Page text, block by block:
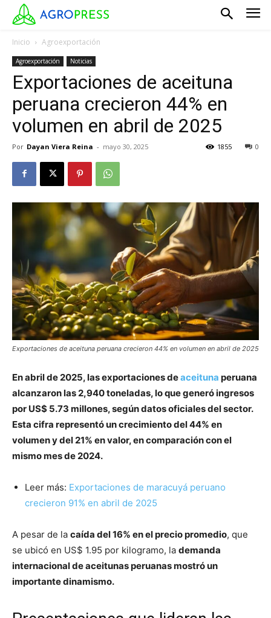
Inicio Agroexportación
Agroexportación Noticias
Exportaciones de aceituna
peruana crecieron 44% en
volumen en abril de 2025
Por Dayan Viera Reina - mayo 30, 2025 0
1855
Exportaciones de aceituna peruana crecieron 44% en volumen en abril de 2025
En abril de 2025, las exportaciones deaceituna peruana
alcanzaron las 2,940 toneladas, lo que generó ingresos
por US$ 5.73 millones, según datos oficiales del sector.
Esta cifra representó un crecimiento del 44% en
volumen y del 21% en valor, en comparación con el
mismo mes de 2024.
Leer más: Exportaciones de maracuyá peruano
crecieron 91% en abril de 2025
A pesar de la caída del 16% en el precio promedio, que
se ubicó en US$ 1.95 por kilogramo, la demanda
internacional de aceitunas peruanas mostró un
importante dinamismo.